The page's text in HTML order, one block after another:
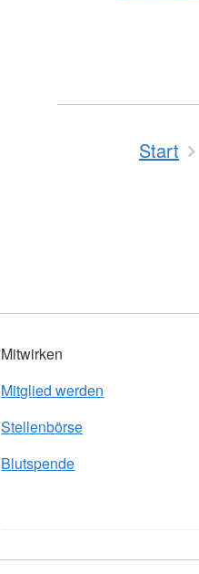
Start
Mitwirken
Mitglied werden
Stellenbörse
Blutspende